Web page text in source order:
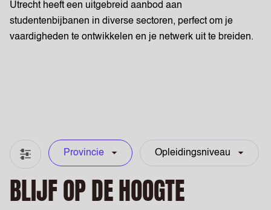
Utrecht heeft een uitgebreid aanbod aan
studentenbijbanen in diverse sectoren, perfect om je
vaardigheden te ontwikkelen en je netwerk uit te breiden.
Filter & zoeken
Provincie Opleidingsniveau
BLIJF OP DE HOOGTE